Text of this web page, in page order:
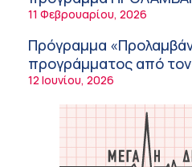
Υπάρχει τελικά «δίαιτα
λέει η επιστήμη για τη
συμπληρώματα
7:38 πμ
Πυρκαγιά στη Δυτική
τη δημόσια υγεία
7:16 πμ
Metropolitan Hospital:
παχυσαρκίας
11 Φεβρουαρίου, 2026
Πρόγραμμα
προγράμματος από
Δωρεάν προληπτικές
12 Ιουνίου, 2026